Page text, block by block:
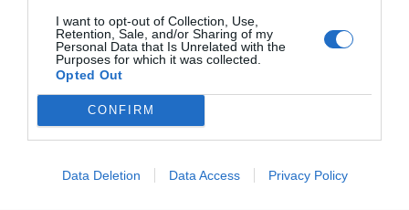
I want to opt-out of Collection, Use,
Retention, Sale, and/or Sharing of my
Personal Data that Is Unrelated with the
Purposes for which it was collected.
Opted Out
CONFIRM
Data Deletion Data Access Privacy Policy
Ο ΚΑΙΡΟΣ
Θεσσαλονίκη
Κυριακή, 09